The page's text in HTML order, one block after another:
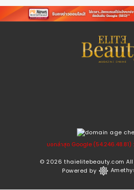
บอทล่าสุด Google (54.246.48.81)
© 2026 thaielitebeauty.com
Powered by